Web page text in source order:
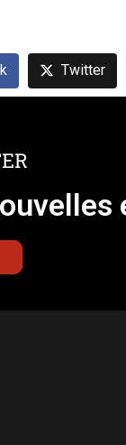
Twitter